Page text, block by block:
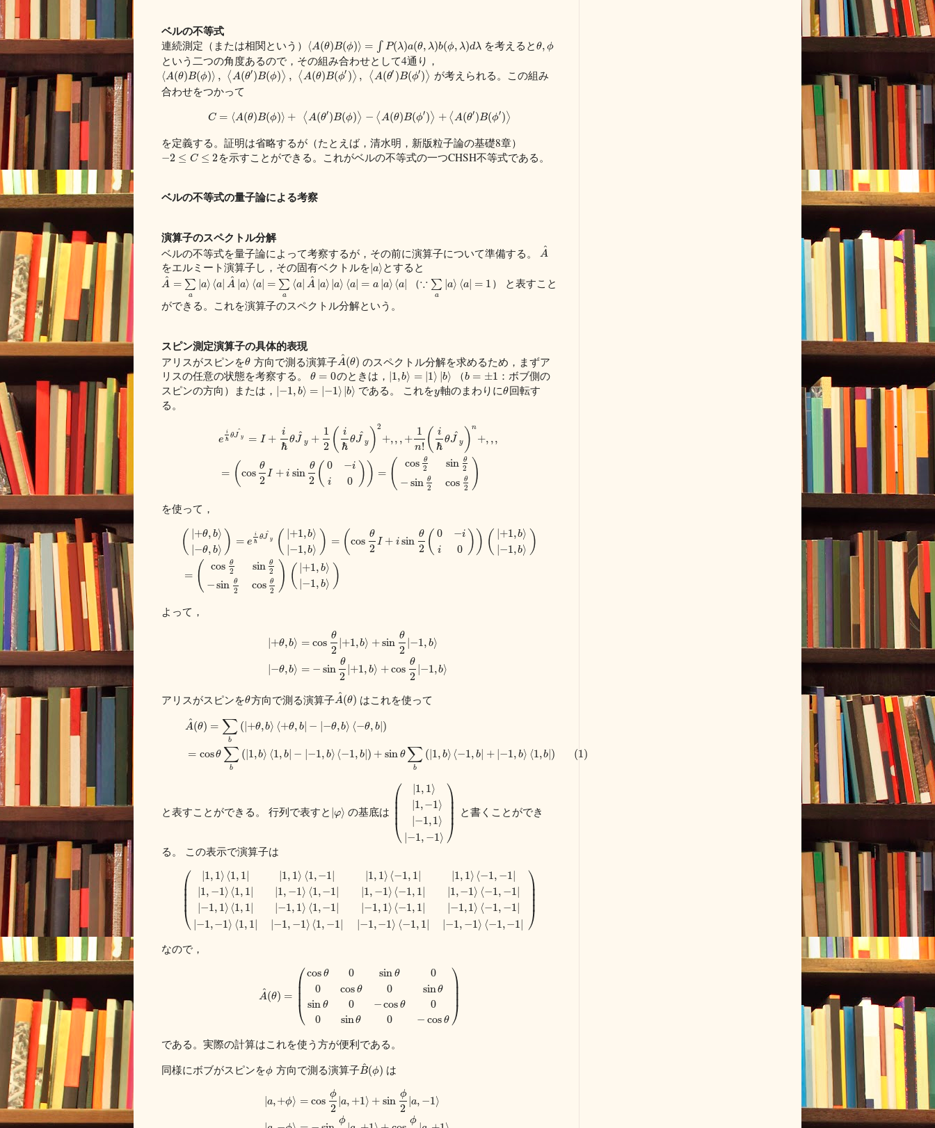
ベルの不等式
連続測定（または相関という） ⟨A(θ)B(ϕ)⟩ = ∫ P(λ)a(θ, λ)b(ϕ, λ)dλ を考えるとθ, ϕ
という二つの角度あるので，その組み合わせとして4通り，
⟨A(θ)B(ϕ)⟩ , ⟨A(θ′)B(ϕ)⟩ , ⟨A(θ)B(ϕ′ )⟩ , ⟨A(θ′ )B(ϕ′)⟩ が考えられる。この組み
合わせをつかって
C = ⟨A(θ)B(ϕ)⟩ + ⟨A(θ′)B(ϕ)⟩ − ⟨A(θ)B(ϕ′)⟩ + ⟨A(θ′)B(ϕ′)⟩
を定義する。証明は省略するが（たとえば，清水明，新版粒子論の基礎8章）
−2 ≤ C ≤ 2を示すことができる。これがベルの不等式の一つCHSH不等式である。
ベルの不等式の量子論による考察
演算子のスペクトル分解
ベルの不等式を量子論によって考察するが，その前に演算子について準備する。 A
^
をエルミート演算子し，その固有ベクトルを a⟩とすると
A
^ = ∑
a
a⟩ ⟨a A
^ a⟩ ⟨a| = ∑
a
⟨a A
^ a⟩ |a⟩ ⟨a| = a a⟩ ⟨a （∵ ∑
a
a⟩ ⟨a| = 1 ） と表すこと
ができる。これを演算子のスペクトル分解という。
スピン測定演算子の具体的表現
アリスがスピンをθ 方向で測る演算子A
^(θ) のスペクトル分解を求めるため，まずア
リスの任意の状態を考察する。
θ = 0のときは， 1,b⟩ = 1⟩ b⟩ （b = ±1 ：ボブ側の
スピンの方向）または，
−1, b⟩ = −1⟩ |b⟩ である。 これをy軸のまわりにθ回転す
る。
e
i
ℏ
θJ^
y = I +
i
ℏ
θJ^
y +
1
2 ( i
ℏ
θJ^
y )2
+,, , +
1
n! ( i
ℏ
θJ^
y ) n
+, ,,
= ( cos
θ
2
I + i sin
θ
2 ( 0
i
−i
0 )) = ( cos θ
2
− sin θ
2
sin θ
2
cos θ
2 )
を使って，
( +θ, b⟩
−θ, b⟩ ) = e
i
ℏ
θJ^
y ( +1 , b⟩
−1,b⟩ ) = (cos
θ
2
I + i sin
θ
2 ( 0
i
−i
0 )) ( +1 , b⟩
−1,b⟩ )
= ( cos θ
2
−sin θ
2
sin θ
2
cos θ
2 ) ( +1, b⟩
−1, b⟩ )
よって，
+θ, b⟩ = cos
θ
2
+1 , b⟩ +sin
θ
2
−1 , b⟩
−θ, b⟩ = − sin
θ
2
+1 , b⟩ +cos
θ
2
−1 , b⟩
アリスがスピンをθ方向で測る演算子A
^(θ) はこれを使って
A
^(θ) = ∑
b
( +θ,b⟩ ⟨+θ, b| − −θ,b⟩ ⟨−θ, b| )
= cosθ ∑
b
(| 1,b⟩ ⟨1, b| − −1, b⟩ ⟨−1, b| ) + sin θ ∑
b
( 1, b⟩ ⟨−1, b + −1, b⟩ ⟨1,b ) (1)
と表すことができる。 行列で表すと φ⟩ の基底は
⎛
⎝
⎜
⎜⎜⎜
1, 1⟩
1,−1⟩
−1,1⟩
−1, −1⟩
⎞
⎠
⎟⎟⎟
⎟ と書くことができ
る。 この表示で演算子は
⎛
⎝
⎜
⎜⎜⎜
1, 1⟩ ⟨1, 1
1, −1⟩ ⟨1, 1
−1, 1⟩ ⟨1, 1
−1 , −1 ⟩ ⟨1 , 1
1, 1⟩ ⟨1,−1
1, −1⟩ ⟨1,−1
−1, 1⟩ ⟨1,−1
−1 , −1 ⟩ ⟨1 , −1
1, 1⟩ ⟨−1, 1
1, −1⟩ ⟨−1, 1
−1, 1⟩ ⟨−1, 1
−1 , −1 ⟩ ⟨−1 , 1
1, 1⟩ ⟨−1, −1
1,−1⟩ ⟨−1, −1
−1,1⟩ ⟨−1, −1
−1 , −1 ⟩ ⟨−1 , −1
⎞
⎠
⎟⎟⎟
⎟
なので，
A
^(θ) =
⎛
⎝
⎜
⎜⎜
cos θ
0
sin θ
0
0
cos θ
0
sinθ
sin θ
0
−cos θ
0
0
sin θ
0
− cos θ
⎞
⎠
⎟⎟
⎟
である。実際の計算はこれを使う方が便利である。
同様にボブがスピンをϕ 方向で測る演算子B
^(ϕ) は
a,+ϕ⟩ = cos
ϕ
2
|a, +1⟩ + sin
ϕ
2
a, −1⟩
ϕ ϕ